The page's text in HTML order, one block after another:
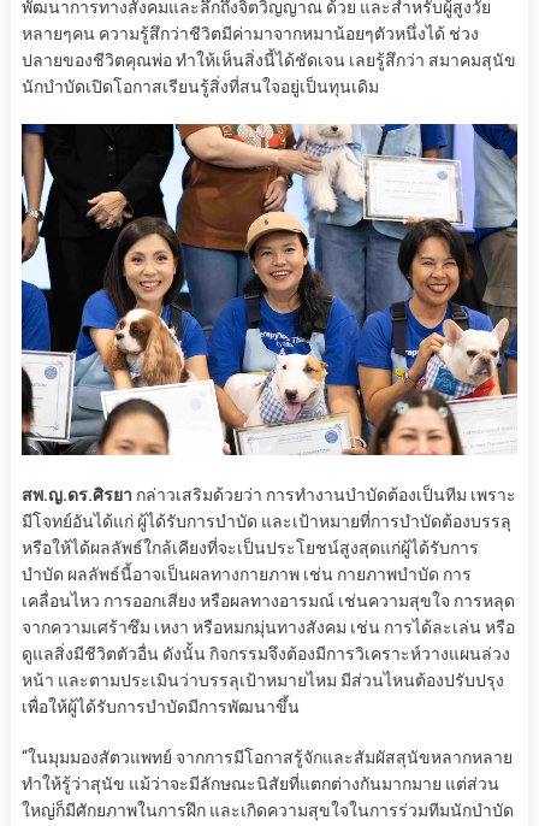
พัฒนาการทางสังคมและลึกถึงจิตวิญญาณ ด้วย และสำหรับผู้สูงวัย
หลายๆคน ความรู้สึกว่าชีวิตมีค่ามาจากหมาน้อยๆตัวหนึ่งได้ ช่วง
ปลายของชีวิตคุณพ่อ ทำให้เห็นสิ่งนี้ได้ชัดเจน เลยรู้สึกว่า สมาคมสุนัข
นักบำบัดเปิดโอกาสเรียนรู้สิ่งที่สนใจอยู่เป็นทุนเดิม
สพ.ญ.ดร.ศิรยา กล่าวเสริมด้วยว่า การทำงานบำบัดต้องเป็นทีม เพราะ
มีโจทย์อันได้แก่ ผู้ได้รับการบำบัด และเป้าหมายที่การบำบัดต้องบรรลุ
หรือให้ได้ผลลัพธ์ใกล้เคียงที่จะเป็นประโยชน์สูงสุดแก่ผู้ได้รับการ
บำบัด ผลลัพธ์นี้อาจเป็นผลทางกายภาพ เช่น กายภาพบำบัด การ
เคลื่อนไหว การออกเสียง หรือผลทางอารมณ์ เช่นความสุขใจ การหลุด
จากความเศร้าซึม เหงา หรือหมกมุ่นทางสังคม เช่น การได้ละเล่น หรือ
ดูแลสิ่งมีชีวิตตัวอื่น ดังนั้น กิจกรรมจึงต้องมีการวิเคราะห์วางแผนล่วง
หน้า และตามประเมินว่าบรรลุเป้าหมายไหม มีส่วนไหนต้องปรับปรุง
เพื่อให้ผู้ได้รับการบำบัดมีการพัฒนาขึ้น
“ในมุมมองสัตวแพทย์ จากการมีโอกาสรู้จักและสัมผัสสุนัขหลากหลาย
ทำให้รู้ว่าสุนัข แม้ว่าจะมีลักษณะนิสัยที่แตกต่างกันมากมาย แต่ส่วน
ใหญ่ก็มีศักยภาพในการฝึก และเกิดความสุขใจในการร่วมทีมนักบำบัด